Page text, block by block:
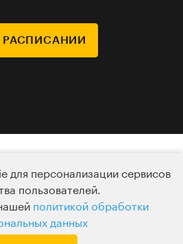
Удобный
для персонализации сервисов
пользователей.
политикой обработки
данных